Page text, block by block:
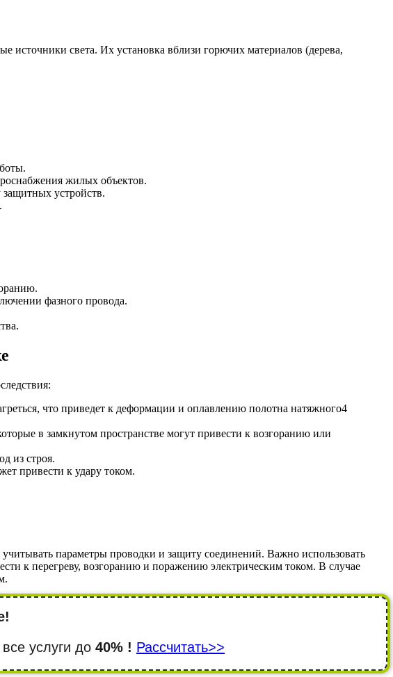
света. Их установка вблизи горючих материалов (дерева,
жилых объектов.
устройств.
фазного провода.
что приведет к деформации и оплавлению полотна натяжного4
в замкнутом пространстве могут привести к возгоранию или
из строя.
привести к удару током.
параметры проводки и защиту соединений. Важно использовать
к перегреву, возгоранию и поражению электрическим током. В случае
услуги до 40% ! Рассчитать>>